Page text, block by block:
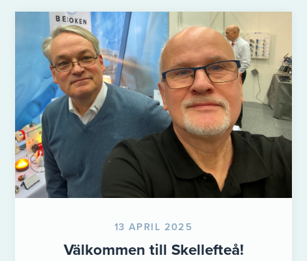
13 APRIL 2025
Välkommen till Skellefteå!